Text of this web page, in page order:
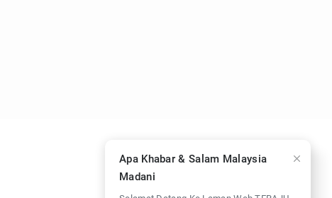
Apa Khabar & Salam Malaysia
Madani